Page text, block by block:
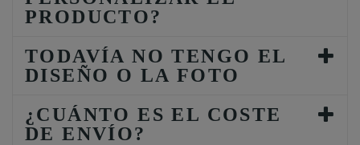
PRODUCTO?
TODAVÍA NO TENGO EL
DISEÑO O LA FOTO
¿CUÁNTO ES EL COSTE
DE ENVÍO?